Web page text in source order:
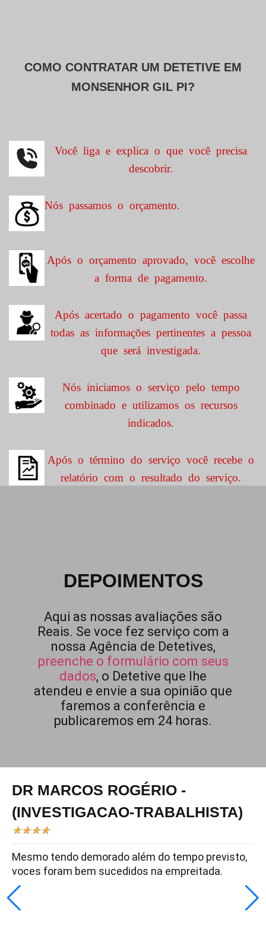
COMO CONTRATAR UM DETETIVE EM
MONSENHOR GIL PI?
Você liga e explica o que você precisa
descobrir.
Nós passamos o orçamento.
Após o orçamento aprovado, você escolhe
a forma de pagamento.
Após acertado o pagamento você passa
todas as informações pertinentes a pessoa
que será investigada.
Nós iniciamos o serviço pelo tempo
combinado e utilizamos os recursos
indicados.
Após o término do serviço você recebe o
relatório com o resultado do serviço.
DEPOIMENTOS
Aqui as nossas avaliações são
Reais. Se voce fez serviço com a
nossa Agência de Detetives,
preenche o formulário com seus
dados, o Detetive que lhe
atendeu e envie a sua opinião que
faremos a conferência e
publicaremos em 24 horas.
DR MARCOS ROGÉRIO -
(INVESTIGACAO-TRABALHISTA)
★★★★
Mesmo tendo demorado além do tempo previsto,
voces foram bem sucedidos na empreitada.